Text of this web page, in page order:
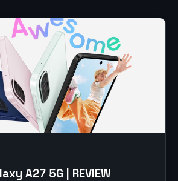
A27 5G | REVIEW